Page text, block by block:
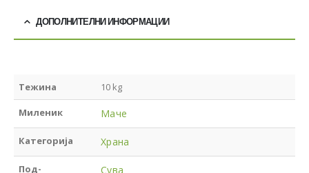
ДОПОЛНИТЕЛНИ ИНФОРМАЦИИ
Тежина 10 kg
Миленик Маче
Категорија Храна
Под- Сува